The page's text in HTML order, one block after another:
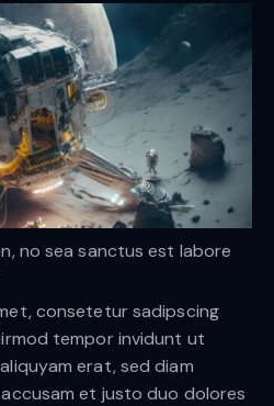
no sea sanctus est labore
consetetur sadipscing
tempor invidunt ut
erat, sed diam
et justo duo dolores